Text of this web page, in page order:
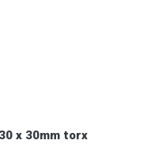
x 30mm torx